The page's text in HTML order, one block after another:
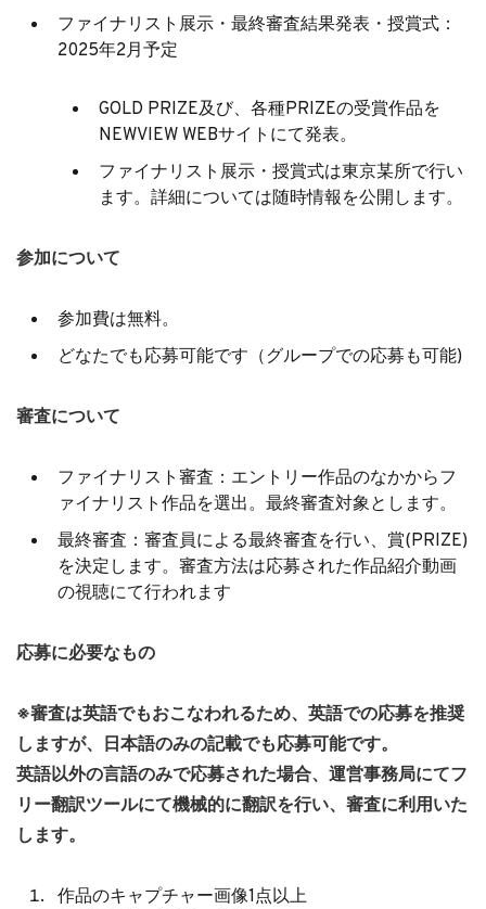
ファイナリスト展示・最終審査結果発表・授賞式：
2025年2月予定
GOLD PRIZE及び、各種PRIZEの受賞作品を
NEWVIEW WEBサイトにて発表。
ファイナリスト展示・授賞式は東京某所で行い
ます。詳細については随時情報を公開します。
参加について
参加費は無料。
どなたでも応募可能です（グループでの応募も可能)
審査について
ファイナリスト審査：エントリー作品のなかからフ
ァイナリスト作品を選出。最終審査対象とします。
最終審査：審査員による最終審査を行い、賞(PRIZE)
を決定します。審査方法は応募された作品紹介動画
の視聴にて行われます
応募に必要なもの
※審査は英語でもおこなわれるため、英語での応募を推奨
しますが、日本語のみの記載でも応募可能です。
英語以外の言語のみで応募された場合、運営事務局にてフ
リー翻訳ツールにて機械的に翻訳を行い、審査に利用いた
します。
作品のキャプチャー画像1点以上